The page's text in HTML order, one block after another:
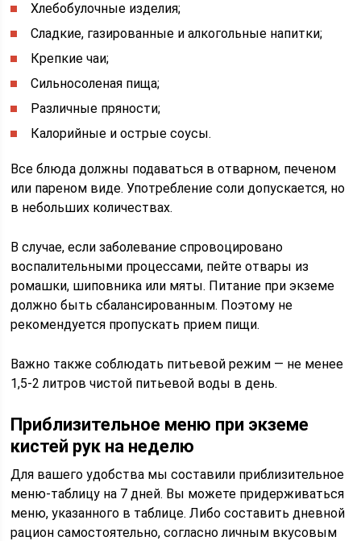
Хлебобулочные изделия;
Сладкие, газированные и алкогольные напитки;
Крепкие чаи;
Сильносоленая пища;
Различные пряности;
Калорийные и острые соусы.
Все блюда должны подаваться в отварном, печеном
или пареном виде. Употребление соли допускается, но
в небольших количествах.
В случае, если заболевание спровоцировано
воспалительными процессами, пейте отвары из
ромашки, шиповника или мяты. Питание при экземе
должно быть сбалансированным. Поэтому не
рекомендуется пропускать прием пищи.
Важно также соблюдать питьевой режим — не менее
1,5-2 литров чистой питьевой воды в день.
Приблизительное меню при экземе
кистей рук на неделю
Для вашего удобства мы составили приблизительное
меню-таблицу на 7 дней. Вы можете придерживаться
меню, указанного в таблице. Либо составить дневной
рацион самостоятельно, согласно личным вкусовым